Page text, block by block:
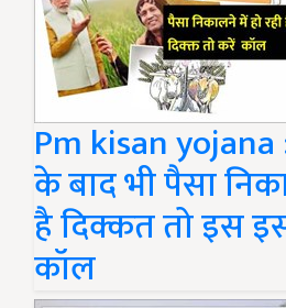
Pm kisan
के बाद भी पैसा
है दिक्कत तो इस
कॉल